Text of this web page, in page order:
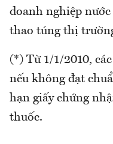
doanh nghiệp
thao túng thị
(*) Từ 1/1/2010,
nếu không đạt
hạn giấy chứng
thuốc.